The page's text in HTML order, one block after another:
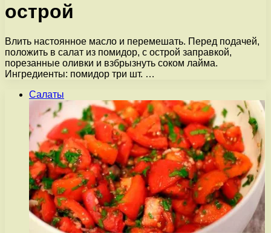
острой
Влить настоянное масло и перемешать. Перед подачей,
положить в салат из помидор, с острой заправкой,
порезанные оливки и взбрызнуть соком лайма.
Ингредиенты: помидор три шт. …
Салаты